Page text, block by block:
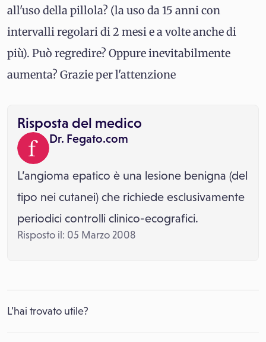
all'uso della pillola? (la uso da 15 anni con
intervalli regolari di 2 mesi e a volte anche di
più). Può regredire? Oppure inevitabilmente
aumenta? Grazie per l'attenzione
Risposta del medico
Dr. Fegato.com
L’angioma epatico è una lesione benigna (del
tipo nei cutanei) che richiede esclusivamente
periodici controlli clinico-ecografici.
Risposto il: 05 Marzo 2008
L’hai trovato utile?